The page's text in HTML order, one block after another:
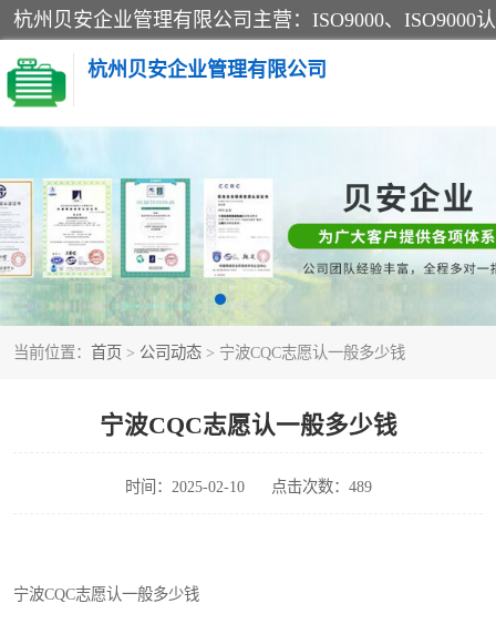
杭州贝安企业管理有限公司
当前位置： 首页 > 公司动态 > 宁波CQC志愿认一般多少钱
宁波CQC志愿认一般多少钱
时间：2025-02-10 点击次数：489
宁波CQC志愿认一般多少钱
CE认证
SA认证
OHSAS18001认证
45001认证